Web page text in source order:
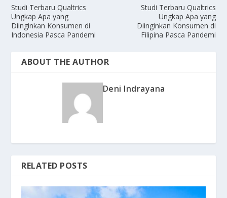
Studi Terbaru Qualtrics
Ungkap Apa yang
Diinginkan Konsumen di
Indonesia Pasca Pandemi
Studi Terbaru Qualtrics
Ungkap Apa yang
Diinginkan Konsumen di
Filipina Pasca Pandemi
ABOUT THE AUTHOR
Deni Indrayana
RELATED POSTS